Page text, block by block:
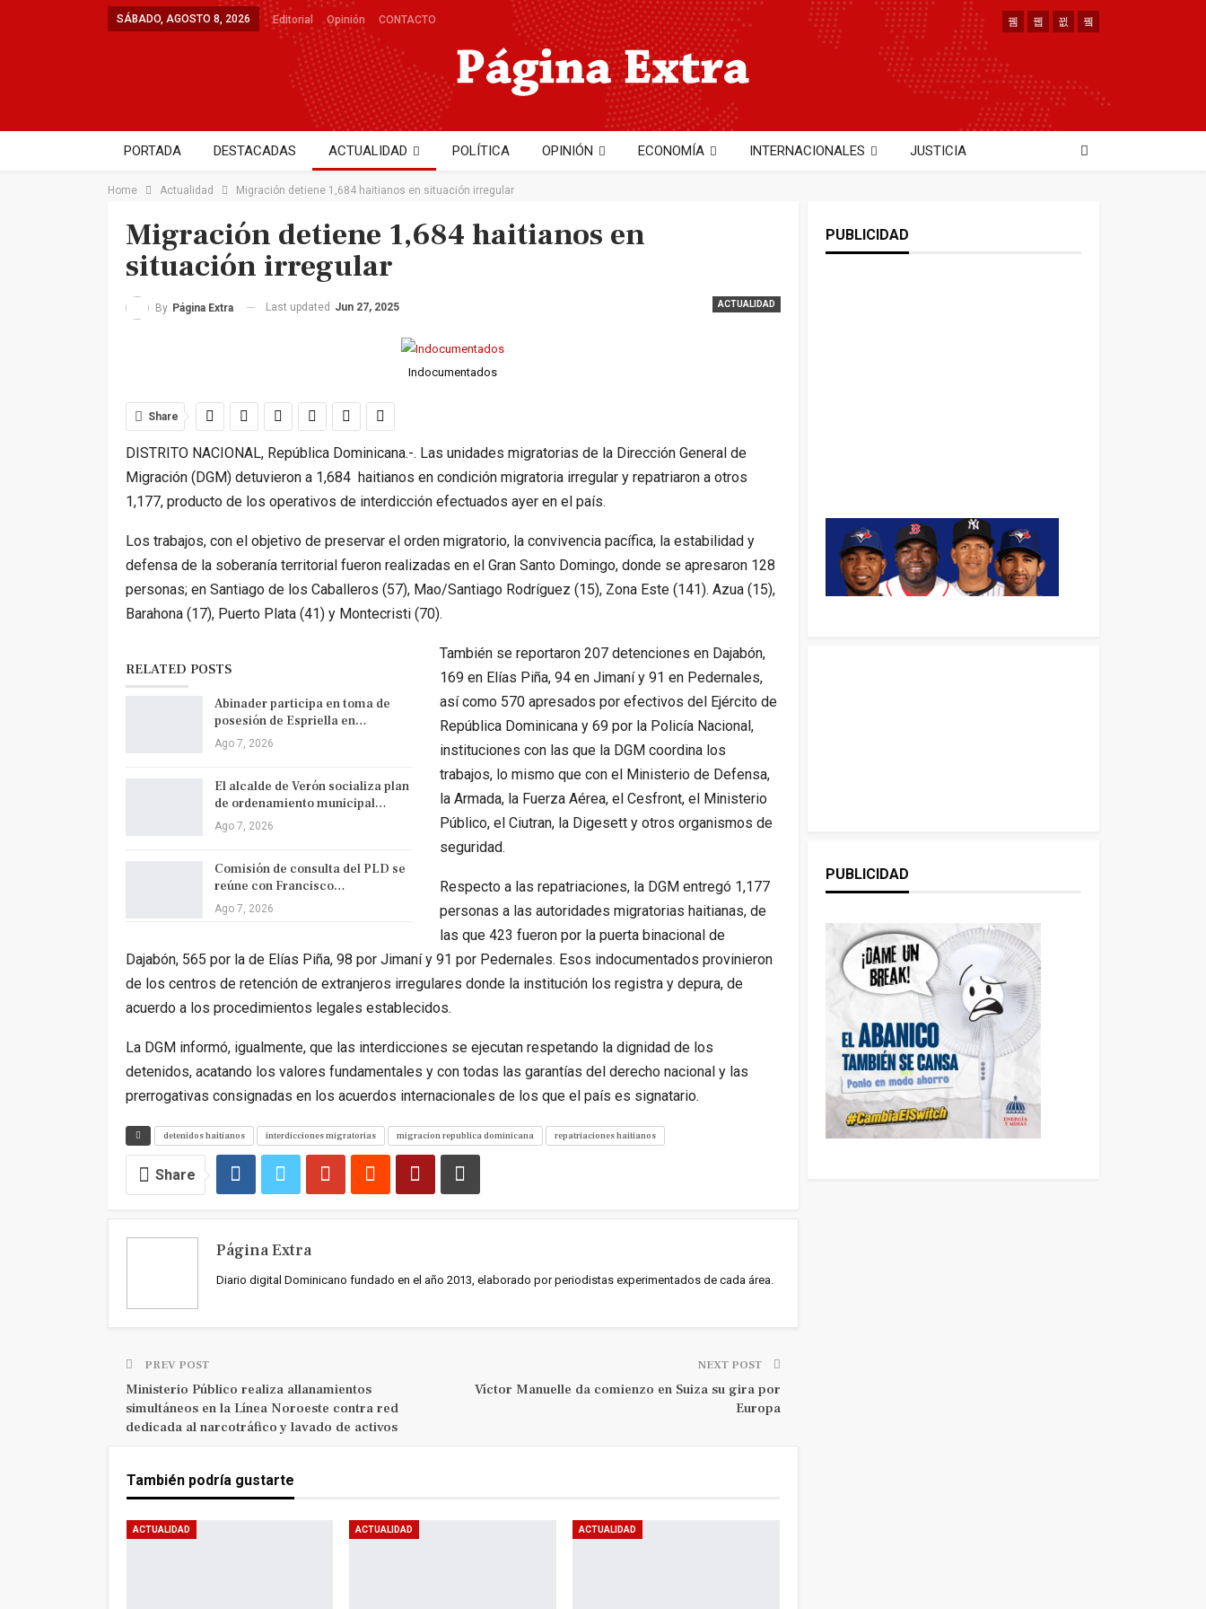
SÁBADO, AGOSTO 8, 2026 Editorial Opinión CONTACTO
PORTADA DESTACADAS ACTUALIDAD POLÍTICA OPINIÓN ECONOMÍA INTERNACIONALES JUSTICIA
DEPORTES SALUD ENTRETENIMIENTO TECNOLOGÍA
Home Actualidad Migración detiene 1,684 haitianos en situación irregular
Migración detiene 1,684 haitianos en
situación irregular
ACTUALIDAD
By Página Extra Last updated Jun 27, 2025
Indocumentados
Share
DISTRITO NACIONAL, República Dominicana.-. Las unidades migratorias de la Dirección General de
Migración (DGM) detuvieron a 1,684 haitianos en condición migratoria irregular y repatriaron a otros
1,177, producto de los operativos de interdicción efectuados ayer en el país.
Los trabajos, con el objetivo de preservar el orden migratorio, la convivencia pacífica, la estabilidad y
defensa de la soberanía territorial fueron realizadas en el Gran Santo Domingo, donde se apresaron 128
personas; en Santiago de los Caballeros (57), Mao/Santiago Rodríguez (15), Zona Este (141). Azua (15),
Barahona (17), Puerto Plata (41) y Montecristi (70).
RELATED POSTS
Abinader participa en toma de
posesión de Espriella en…
Ago 7, 2026
El alcalde de Verón socializa plan
de ordenamiento municipal…
Ago 7, 2026
Comisión de consulta del PLD se
reúne con Francisco…
Ago 7, 2026
También se reportaron 207 detenciones en Dajabón,
169 en Elías Piña, 94 en Jimaní y 91 en Pedernales,
así como 570 apresados por efectivos del Ejército de
República Dominicana y 69 por la Policía Nacional,
instituciones con las que la DGM coordina los
trabajos, lo mismo que con el Ministerio de Defensa,
la Armada, la Fuerza Aérea, el Cesfront, el Ministerio
Público, el Ciutran, la Digesett y otros organismos de
seguridad.
Respecto a las repatriaciones, la DGM entregó 1,177
personas a las autoridades migratorias haitianas, de
las que 423 fueron por la puerta binacional de
Dajabón, 565 por la de Elías Piña, 98 por Jimaní y 91 por Pedernales. Esos indocumentados provinieron
de los centros de retención de extranjeros irregulares donde la institución los registra y depura, de
acuerdo a los procedimientos legales establecidos.
La DGM informó, igualmente, que las interdicciones se ejecutan respetando la dignidad de los
detenidos, acatando los valores fundamentales y con todas las garantías del derecho nacional y las
prerrogativas consignadas en los acuerdos internacionales de los que el país es signatario.
detenidos haitianos interdicciones migratorias migracion republica dominicana repatriaciones haitianos
Share
Página Extra
Diario digital Dominicano fundado en el año 2013, elaborado por periodistas experimentados de cada área.
PREV POST
Ministerio Público realiza allanamientos
simultáneos en la Línea Noroeste contra red
dedicada al narcotráfico y lavado de activos
NEXT POST
Víctor Manuelle da comienzo en Suiza su gira por
Europa
También podría gustarte
ACTUALIDAD ACTUALIDAD ACTUALIDAD
PUBLICIDAD
PUBLICIDAD